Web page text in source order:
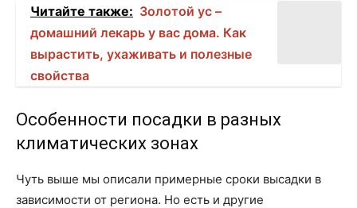
Читайте также: Золотой ус –
домашний лекарь у вас дома. Как
вырастить, ухаживать и полезные
свойства
Особенности посадки в разных
климатических зонах
Чуть выше мы описали примерные сроки высадки в
зависимости от региона. Но есть и другие